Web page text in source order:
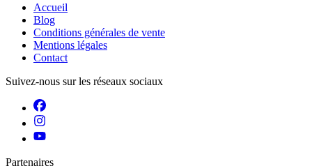
Accueil
Blog
Conditions générales de vente
Mentions légales
Contact
Suivez-nous sur les réseaux sociaux
Partenaires